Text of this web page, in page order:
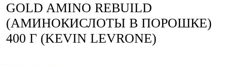
GOLD AMINO REBUILD
(АМИНОКИСЛОТЫ В ПОРОШКЕ)
400 Г (KEVIN LEVRONE)